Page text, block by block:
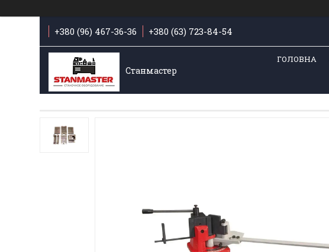
+380 (96) 467-36-36 +380 (63) 723-84-54
Станмастер
ГОЛОВНА